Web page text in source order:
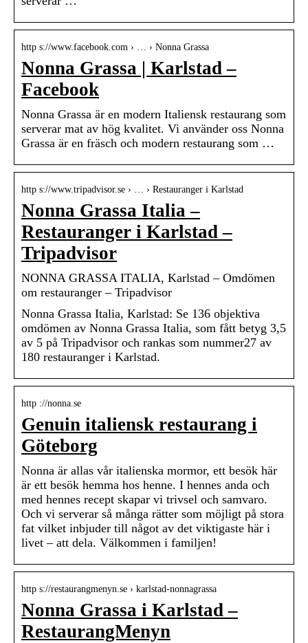
http s://www.facebook.com › … › Nonna Grassa
Nonna Grassa | Karlstad –
Facebook
Nonna Grassa är en modern Italiensk restaurang som
serverar mat av hög kvalitet. Vi använder oss Nonna
Grassa är en fräsch och modern restaurang som …
http s://www.tripadvisor.se › … › Restauranger i Karlstad
Nonna Grassa Italia –
Restauranger i Karlstad –
Tripadvisor
NONNA GRASSA ITALIA, Karlstad – Omdömen
om restauranger – Tripadvisor
Nonna Grassa Italia, Karlstad: Se 136 objektiva
omdömen av Nonna Grassa Italia, som fått betyg 3,5
av 5 på Tripadvisor och rankas som nummer27 av
180 restauranger i Karlstad.
http ://nonna.se
Genuin italiensk restaurang i
Göteborg
Nonna är allas vår italienska mormor, ett besök här
är ett besök hemma hos henne. I hennes anda och
med hennes recept skapar vi trivsel och samvaro.
Och vi serverar så många rätter som möjligt på stora
fat vilket inbjuder till något av det viktigaste här i
livet – att dela. Välkommen i familjen!
http s://restaurangmenyn.se › karlstad-nonnagrassa
Nonna Grassa i Karlstad –
RestaurangMenyn